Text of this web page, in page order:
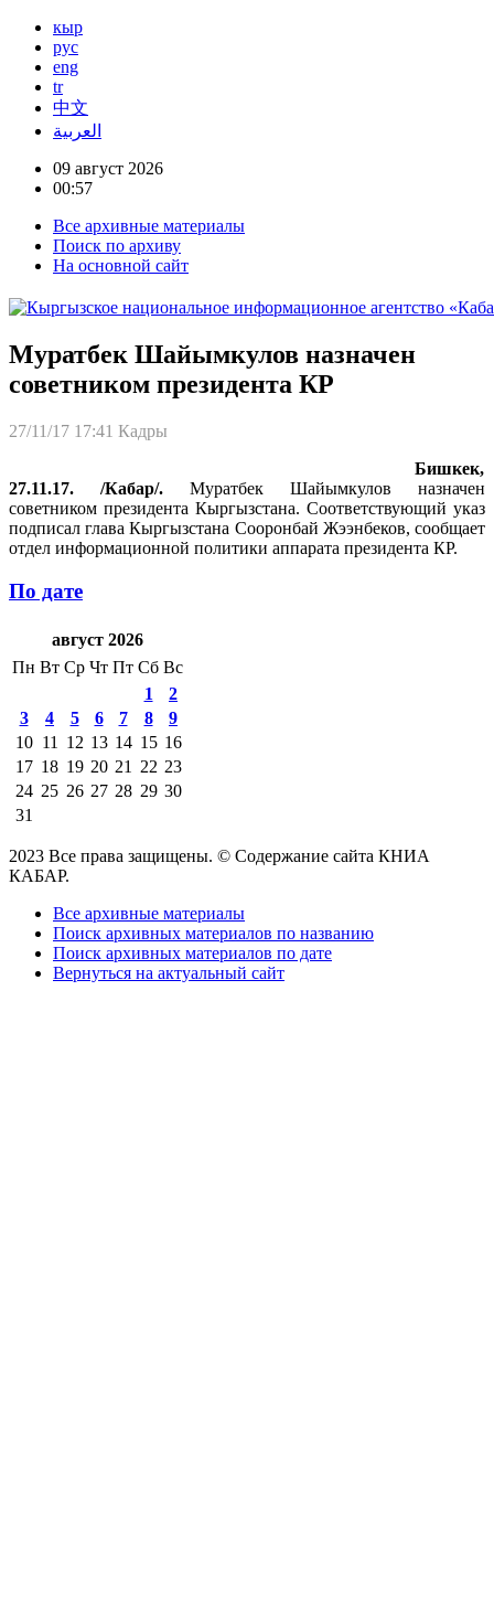
кыр
рус
eng
tr
中文
العربية
09 август 2026
00:57
Все архивные материалы
Поиск по архиву
На основной сайт
Муратбек Шайымкулов назначен
советником президента КР
27/11/17 17:41 Кадры
Бишкек,
27.11.17. /Кабар/. Муратбек Шайымкулов назначен
советником президента Кыргызстана. Соответствующий указ
подписал глава Кыргызстана Сооронбай Жээнбеков, сообщает
отдел информационной политики аппарата президента КР.
По дате
август 2026
Пн Вт Ср Чт Пт Сб Вс
1
2
3
4 5 6 7 8
9
10 11 12 13 14 15 16
17 18 19 20 21 22 23
24 25 26 27 28 29 30
31
2023 Все права защищены. © Содержание сайта КНИА
КАБАР.
Все архивные материалы
Поиск архивных материалов по названию
Поиск архивных материалов по дате
Вернуться на актуальный сайт